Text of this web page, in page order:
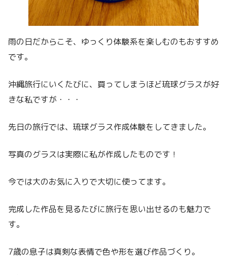
雨の日だからこそ、ゆっくり体験系を楽しむのもおすすめ
です。
沖縄旅行にいくたびに、買ってしまうほど琉球グラスが好
きな私ですが・・・
先日の旅行では、琉球グラス作成体験をしてきました。
写真のグラスは実際に私が作成したものです！
今では大のお気に入りで大切に使ってます。
完成した作品を見るたびに旅行を思い出せるのも魅力で
す。
7歳の息子は真剣な表情で色や形を選び作品づくり。